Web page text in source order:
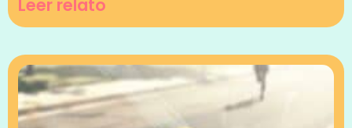
Leer relato